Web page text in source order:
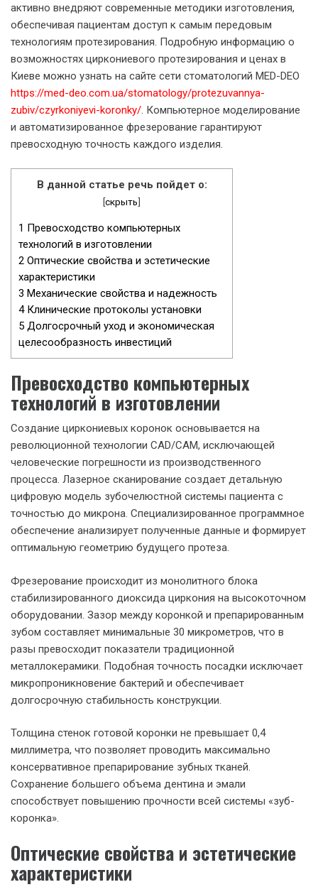
активно внедряют современные методики изготовления,
обеспечивая пациентам доступ к самым передовым
технологиям протезирования. Подробную информацию о
возможностях циркониевого протезирования и ценах в
Киеве можно узнать на сайте сети стоматологий MED-DEO
https://med-deo.com.ua/stomatology/protezuvannya-
zubiv/czyrkoniyevi-koronky/ . Компьютерное моделирование
и автоматизированное фрезерование гарантируют
превосходную точность каждого изделия.
В данной статье речь пойдет о:
[скрыть]
1 Превосходство компьютерных
технологий в изготовлении
2 Оптические свойства и эстетические
характеристики
3 Механические свойства и надежность
4Клинические протоколы установки
5 Долгосрочный уход и экономическая
целесообразность инвестиций
Превосходство компьютерных
технологий в изготовлении
Создание циркониевых коронок основывается на
революционной технологии CAD/CAM, исключающей
человеческие погрешности из производственного
процесса. Лазерное сканирование создает детальную
цифровую модель зубочелюстной системы пациента с
точностью до микрона. Специализированное программное
обеспечение анализирует полученные данные и формирует
оптимальную геометрию будущего протеза.
Фрезерование происходит из монолитного блока
стабилизированного диоксида циркония на высокоточном
оборудовании. Зазор между коронкой и препарированным
зубом составляет минимальные 30 микрометров, что в
разы превосходит показатели традиционной
металлокерамики. Подобная точность посадки исключает
микропроникновение бактерий и обеспечивает
долгосрочную стабильность конструкции.
Толщина стенок готовой коронки не превышает 0,4
миллиметра, что позволяет проводить максимально
консервативное препарирование зубных тканей.
Сохранение большего объема дентина и эмали
способствует повышению прочности всей системы «зуб-
коронка».
Оптические свойства и эстетические
характеристики